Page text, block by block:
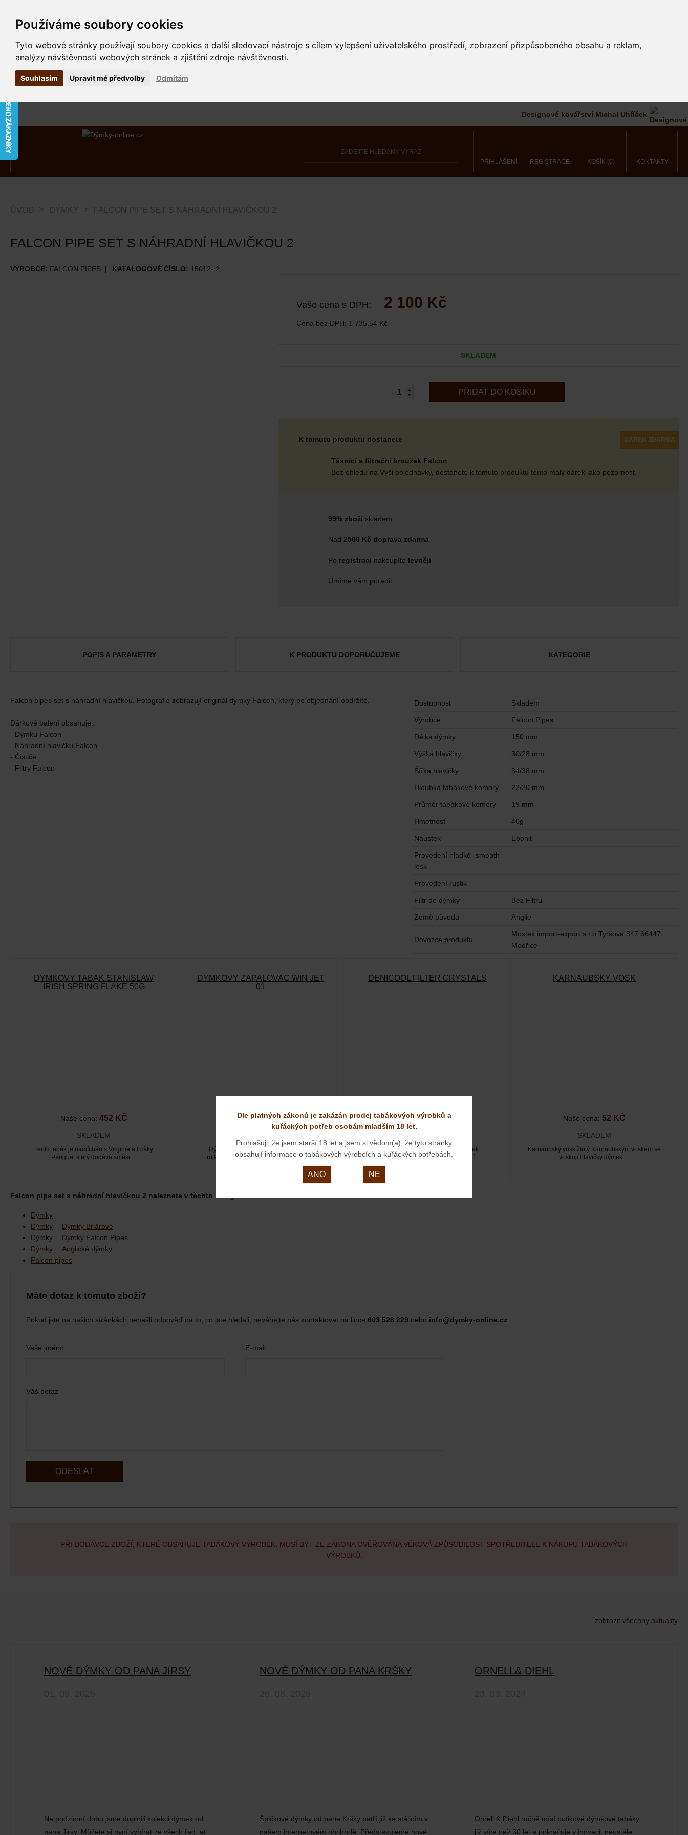
Používáme soubory cookies
Tyto webové stránky používají soubory cookies a další sledovací nástroje s cílem vylepšení uživatelského prostředí, zobrazení přizpůsobeného obsahu a reklam,
analýzy návštěvnosti webových stránek a zjištění zdroje návštěvnosti.
Souhlasím Odmítám
Upravit mé předvolby
Designové kovářství Michal Uhříček
PŘIHLÁŠENÍ REGISTRACE KOŠÍK (0) KONTAKTY
ÚVOD DÝMKY FALCON PIPE SET S NÁHRADNÍ HLAVIČKOU 2
FALCON PIPE SET S NÁHRADNÍ HLAVIČKOU 2
VÝROBCE: FALCON PIPES KATALOGOVÉ ČÍSLO: 15012- 2
Vaše cena s DPH: 2 100 Kč
Cena bez DPH: 1 735,54 Kč
SKLADEM
PŘIDAT DO KOŠÍKU
DÁREK ZDARMA
K tomuto produktu dostanete
Těsnící a filtrační kroužek Falcon
Bez ohledu na Výši objednávky, dostanete k tomuto produktu tento malý dárek jako pozornost.
99% zbožískladem
Nad 2500 Kč doprava zdarma
Po registraci nakoupíte levněji
Umíme vám poradit
POPIS A PARAMETRY K PRODUKTU DOPORUČUJEME KATEGORIE
Falcon pipes set s náhradní hlavičkou. Fotografie zobrazují originál dýmky Falcon, který po objednání obdržíte.
Dárkové balení obsahuje:
- Dýmku Falcon
- Náhradní hlavičku Falcon
- Čističe
- Filtry Falcon
Dostupnost Skladem
Výrobce Falcon Pipes
Délka dýmky 150 mm
Výška hlavičky 30/28 mm
Šířka hlavičky 34/38 mm
Hloubka tabákové komory 22/20 mm
Průměr tabákové komory 19 mm
Hmotnost 40g
Náustek Ebonit
Provedení hladké- smooth
lesk
Provedení rustik
Filtr do dýmky Bez Filtru
Země původu Anglie
Dovozce produktu
Mostex import-export s.r.o Tyršova 847 66447
Modřice
DÝMKOVÝ TABÁK STANISLAW
IRISH SPRING FLAKE 50G
Naše cena: 452 KČ
SKLADEM
Tento tabák je namíchán s Virginie a trošky
Perique, který dodává směsi…
DÝMKOVÝ ZAPALOVAČ WIN JET
01
Naše cena:450 KČ
Dýmkový zapalovač piezoelektrický s
trojkobinací dusátek v provedení zlatý…
DENICOOL FILTER CRYSTALS
Naše cena:75 KČ
Denicool krystaly absorbují nadbytek
kondenzátu, který vzniká při kouření…
KARNAUBSKÝ VOSK
Naše cena: 52 KČ
SKLADEM
Karnaubský vosk žlutý.Karnaubským voskem se
voskují hlavičky dýmek.…
Falcon pipe set s náhradní hlavičkou 2 naleznete v těchto kategoriích:
Dýmky
Dýmky
Dýmky Briárové
Dýmky
Dýmky Falcon Pipes
Dýmky
Anglické dýmky
Falcon pipes
Máte dotaz k tomuto zboží?
Pokud jste na našich stránkách nenašli odpověď na to, co jste hledali, neváhejte nás kontaktovat na lince 603 528 229 nebo info@dymky-online.cz
Vaše jméno E-mail
Váš dotaz
ODESLAT
PŘI DODÁVCE ZBOŽÍ, KTERÉ OBSAHUJE TABÁKOVÝ VÝROBEK, MUSÍ BÝT ZE ZÁKONA OVĚŘOVÁNA VĚKOVÁ ZPŮSOBILOST SPOTŘEBITELE K NÁKUPU TABÁKOVÝCH
VÝROBKŮ.
zobrazit všechny aktuality
NOVÉ DÝMKY OD PANA JIRSY
Na podzimní dobu jsme doplnili kolekci dýmek od
pana Jirsy. Můžete si nyní vybírat ze všech řad, ať
NOVÉ DÝMKY OD PANA KRŠKY
Špičkové dýmky od pana Kršky patří již ke stálicím v
našem internetovém obchodě. Představujeme nové
ORNELL& DIEHL
Ornell & Diehl ručně mísí butikové dýmkové tabáky
již více než 30 let a pokračuje v inovaci, neustále
Dle platných zákonů je zakázán prodej tabákových výrobků a
kuřáckých potřeb osobám mladším 18 let.
Prohlašuji, že jsem starší 18 let a jsem si vědom(a), že tyto stránky
obsahují informace o tabákových výrobcích a kuřáckých potřebách.
ANO NE